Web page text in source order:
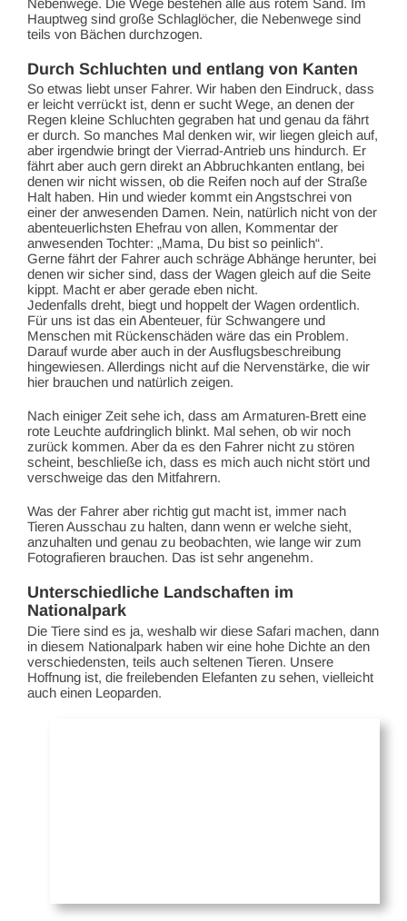
Hauptweg sind große Schlaglöcher, die Nebenwege sind
teils von Bächen durchzogen.
Durch Schluchten und entlang von Kanten
So etwas liebt unser Fahrer. Wir haben den Eindruck, dass
er leicht verrückt ist, denn er sucht Wege, an denen der
Regen kleine Schluchten gegraben hat und genau da fährt
er durch. So manches Mal denken wir, wir liegen gleich auf,
aber irgendwie bringt der Vierrad-Antrieb uns hindurch. Er
fährt aber auch gern direkt an Abbruchkanten entlang, bei
denen wir nicht wissen, ob die Reifen noch auf der Straße
Halt haben. Hin und wieder kommt ein Angstschrei von
einer der anwesenden Damen. Nein, natürlich nicht von der
abenteuerlichsten Ehefrau von allen, Kommentar der
anwesenden Tochter: „Mama, Du bist so peinlich“.
Gerne fährt der Fahrer auch schräge Abhänge herunter, bei
denen wir sicher sind, dass der Wagen gleich auf die Seite
kippt. Macht er aber gerade eben nicht.
Jedenfalls dreht, biegt und hoppelt der Wagen ordentlich.
Für uns ist das ein Abenteuer, für Schwangere und
Menschen mit Rückenschäden wäre das ein Problem.
Darauf wurde aber auch in der Ausflugsbeschreibung
hingewiesen. Allerdings nicht auf die Nervenstärke, die wir
hier brauchen und natürlich zeigen.
Nach einiger Zeit sehe ich, dass am Armaturen-Brett eine
rote Leuchte aufdringlich blinkt. Mal sehen, ob wir noch
zurück kommen. Aber da es den Fahrer nicht zu stören
scheint, beschließe ich, dass es mich auch nicht stört und
verschweige das den Mitfahrern.
Was der Fahrer aber richtig gut macht ist, immer nach
Tieren Ausschau zu halten, dann wenn er welche sieht,
anzuhalten und genau zu beobachten, wie lange wir zum
Fotografieren brauchen. Das ist sehr angenehm.
Unterschiedliche Landschaften im
Nationalpark
Die Tiere sind es ja, weshalb wir diese Safari machen, dann
in diesem Nationalpark haben wir eine hohe Dichte an den
verschiedensten, teils auch seltenen Tieren. Unsere
Hoffnung ist, die freilebenden Elefanten zu sehen, vielleicht
auch einen Leoparden.